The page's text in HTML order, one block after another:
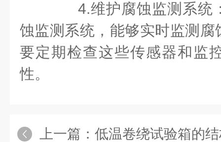
4.维护腐蚀监测系统
蚀监测系统，能够实时监测
要定期检查这些传感器和监
性。
上一篇： 低温卷绕试验箱的